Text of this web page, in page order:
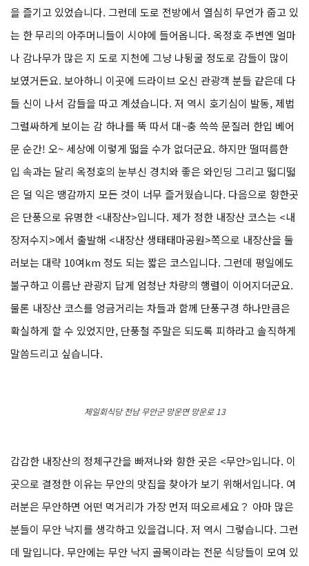
을 즐기고 있었습니다. 그런데 도로 전방에서 열심히 무언가 줍고 있
는 한 무리의 아주머니들이 시야에 들어옵니다. 옥정호 주변엔 얼마
나 감나무가 많은 지 도로 지천에 그냥 나뒹굴 정도로 감들이 많이
보였거든요. 보아하니 이곳에 드라이브 오신 관광객 분들 같은데 다
들 신이 나서 감들을 따고 계셨습니다. 저 역시 호기심이 발동, 제법
그럴싸하게 보이는 감 하나를 뚝 따서 대~충 쓱쓱 문질러 한입 베어
문 순간! 오~ 세상에 이렇게 떫을 수가 없더군요. 하지만 떨떠름한
입 속과는 달리 옥정호의 눈부신 경치와 좋은 와인딩 그리고 떫디떫
은 덜 익은 땡감까지 모든 것이 너무 즐거웠습니다. 다음으로 향한곳
은 단풍으로 유명한 <내장산>입니다. 제가 정한 내장산 코스는 <내
장저수지>에서 출발해 <내장산 생태태마공원>쪽으로 내장산을 둘
러보는 대략 10여km 정도 되는 짧은 코스입니다. 그런데 평일에도
불구하고 이름난 관광지 답게 엄청난 차량의 행렬이 이어지더군요.
물론 내장산 코스를 엉금거리는 차들과 함께 단풍구경 하나만큼은
확실하게 할 수 있었지만, 단풍철 주말은 되도록 피하라고 솔직하게
말씀드리고 싶습니다.
제일회식당 전남 무안군 망운면 망운로 13
갑갑한 내장산의 정체구간을 빠져나와 향한 곳은 <무안>입니다. 이
곳으로 결정한 이유는 무안의 맛집을 찾아가 보기 위해서입니다. 여
러분은 무안하면 어떤 먹거리가 가장 먼저 떠오르세요？ 아마 많은
분들이 무안 낙지를 생각하고 있을겁니다. 저 역시 그렇습니다. 그런
데 말입니다. 무안에는 무안 낙지 골목이라는 전문 식당들이 모여 있